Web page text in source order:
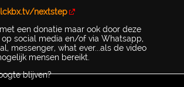
nextstep
een donatie maar ook door deze
social media en/of via Whatsapp,
messenger, what ever...als de video
mensen bereikt.
blijven?